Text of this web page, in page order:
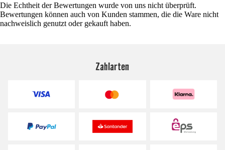
Die Echtheit der Bewertungen wurde von uns nicht überprüft.
Bewertungen können auch von Kunden stammen, die die Ware nicht
nachweislich genutzt oder gekauft haben.
Zahlarten